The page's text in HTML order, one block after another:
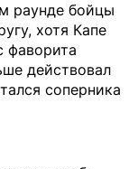
раунде бойцы
хотя Капе
фаворита
действовал
соперника